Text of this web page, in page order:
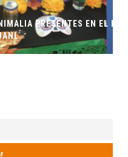
EN EL DÍA DE